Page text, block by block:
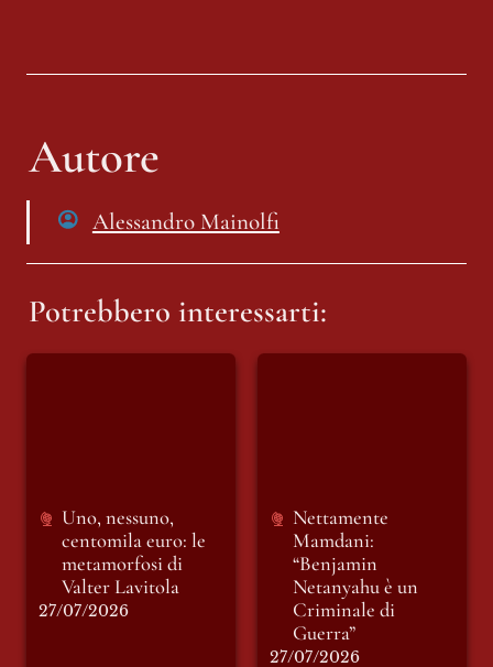
Autore
Alessandro Mainolfi
Potrebbero interessarti:
Uno, nessuno,
centomila euro: le
metamorfosi di
Valter Lavitola
27/07/2026
Nettamente
Mamdani:
“Benjamin
Netanyahu è un
Criminale di
Guerra”
27/07/2026